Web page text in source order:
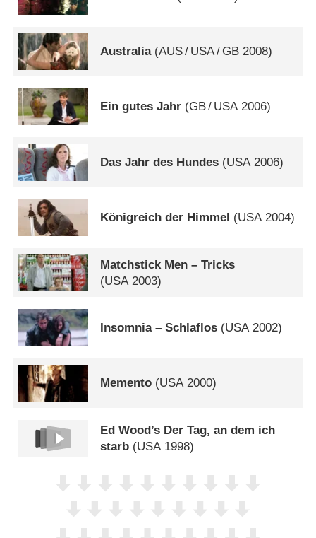
Australia(AUS/ USA/ GB 2008)
Ein gutes Jahr (GB/ USA2006)
Das Jahr des Hundes (USA 2006)
Königreich der Himmel (USA2004)
Matchstick Men – Tricks
(USA 2003)
Insomnia – Schlaflos (USA2002)
Memento (USA2000)
Ed Wood’s Der Tag, an dem ich
starb (USA1998)